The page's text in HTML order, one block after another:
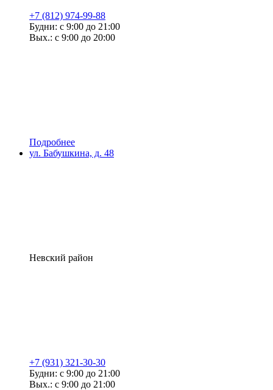
+7 (812) 974-99-88
Будни: с 9:00 до 21:00
Вых.: с 9:00 до 20:00
Подробнее
ул. Бабушкина, д. 48
Невский район
+7 (931) 321-30-30
Будни: с 9:00 до 21:00
Вых.: с 9:00 до 21:00